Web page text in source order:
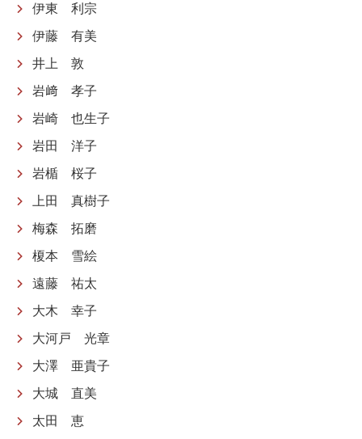
伊東 利宗
伊藤 有美
井上 敦
岩﨑 孝子
岩崎 也生子
岩田 洋子
岩楯 桜子
上田 真樹子
梅森 拓磨
榎本 雪絵
遠藤 祐太
大木 幸子
大河戸 光章
大澤 亜貴子
大城 直美
太田 恵